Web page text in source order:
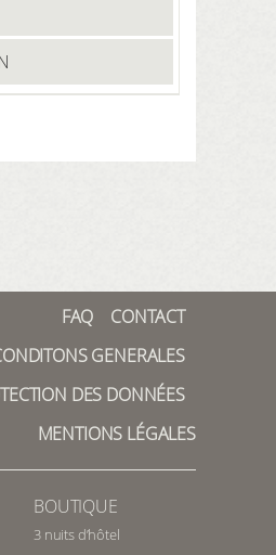
FAQ
CONTACT
GENERALES
DES DONNÉES
MENTIONS LÉGALES
BOUTIQUE
3 nuits d’hôtel